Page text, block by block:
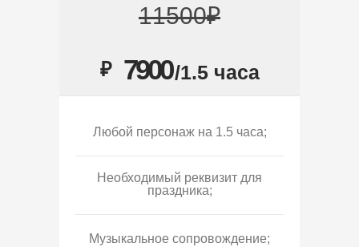
11500₽
₽ 7900/1.5 часа
Любой персонаж на 1.5 часа;
Необходимый реквизит для
праздника;
Музыкальное сопровождение;